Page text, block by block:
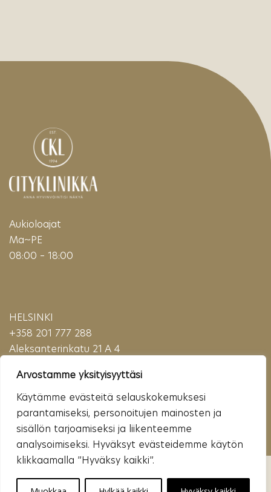
Arvostamme yksityisyyttäsi
Käytämme evästeitä selauskokemuksesi
parantamiseksi, personoitujen mainosten ja
sisällön tarjoamiseksi ja liikenteemme
analysoimiseksi. Hyväksyt evästeidemme käytön
klikkaamalla ”Hyväksy kaikki”.
Aukioloajat
Ma~PE
08:00 – 18:00
HELSINKI
+358 201 777 288
Aleksanterinkatu 21 A 4
(Puhelu maksaa matkapuhelinmaksun (mpm) tai paikallisverkkomaksun (pvm)
varmistamiseen, markkinointisisältöjen yksilöimiseen ja
verkkoliikenteen seuraamiseen. |
Tietosuojaseloste